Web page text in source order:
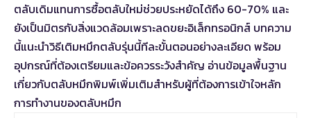
ตลับเดิมแทนการซื้อตลับใหม่ช่วยประหยัดได้ถึง 60-70% และ
ยังเป็นมิตรกับสิ่งแวดล้อมเพราะลดขยะอิเล็กทรอนิกส์ บทความ
นี้แนะนำวิธีเติมหมึกตลับรุ่นนี้ทีละขั้นตอนอย่างละเอียด พร้อม
อุปกรณ์ที่ต้องเตรียมและข้อควรระวังสำคัญ อ่านข้อมูลพื้นฐาน
เกี่ยวกับตลับหมึกพิมพ์เพิ่มเติมสำหรับผู้ที่ต้องการเข้าใจหลัก
การทำงานของตลับหมึก